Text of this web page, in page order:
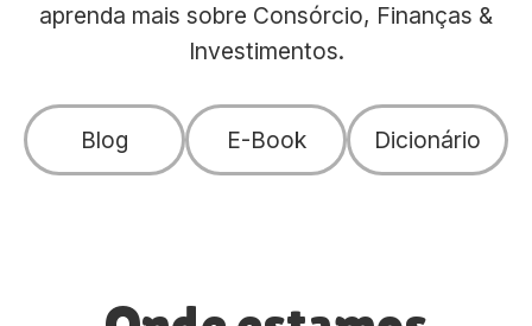
aprenda mais sobre Consórcio, Finanças &
Investimentos.
Blog E-Book Dicionário